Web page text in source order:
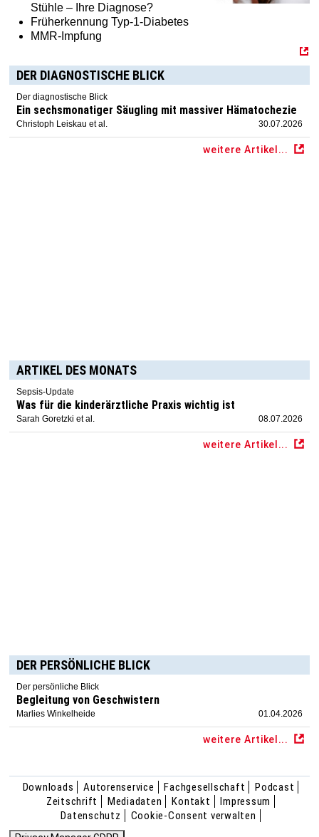
Stühle – Ihre Diagnose?
Früherkennung Typ-1-Diabetes
MMR-Impfung
DER DIAGNOSTISCHE BLICK
Der diagnostische Blick
Ein sechsmonatiger Säugling mit massiver Hämatochezie
Christoph Leiskau et al. 30.07.2026
weitere Artikel...
ARTIKEL DES MONATS
Sepsis-Update
Was für die kinderärztliche Praxis wichtig ist
Sarah Goretzki et al. 08.07.2026
weitere Artikel...
DER PERSÖNLICHE BLICK
Der persönliche Blick
Begleitung von Geschwistern
Marlies Winkelheide 01.04.2026
weitere Artikel...
Downloads Autorenservice Fachgesellschaft
Podcast
Zeitschrift
Mediadaten Kontakt
Impressum
Datenschutz
Cookie-Consent verwalten